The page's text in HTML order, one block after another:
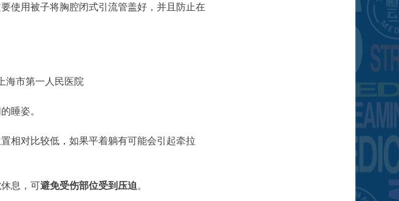
使用被子将胸腔闭式引流管盖好，并且防止在
上海市第一人民医院
睡姿。
相对比较低，如果平着躺有可能会引起牵拉
休息，可避免受伤部位受到压迫 。